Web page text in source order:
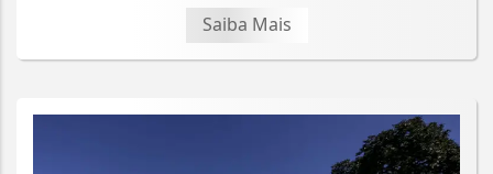
Saiba Mais